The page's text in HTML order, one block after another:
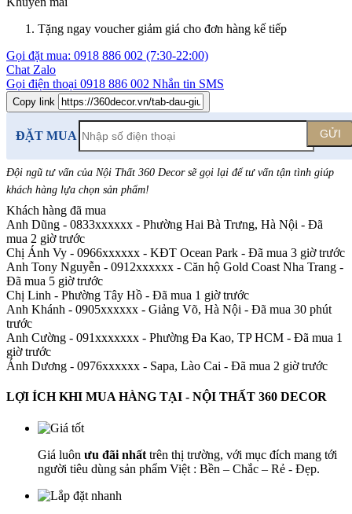
Tặng ngay voucher giảm giá cho đơn hàng kế tiếp
Gọi đặt mua: 0918 886 002 (7:30-22:00)
Chat Zalo
Gọi điện thoại 0918 886 002 Nhắn tin SMS
Copy link
ĐẶT MUA GỬI
Đội ngũ tư vấn của Nội Thất 360 Decor sẽ gọi lại để tư vấn tận tình giúp
khách hàng lựa chọn sản phẩm!
Khách hàng đã mua
Anh Dũng - 0833xxxxxx - Phường Hai Bà Trưng, Hà Nội - Đã
mua 2 giờ trước
Chị Ánh Vy - 0966xxxxxx - KĐT Ocean Park - Đã mua 3 giờ trước
Anh Tony Nguyễn - 0912xxxxxx - Căn hộ Gold Coast Nha Trang -
Đã mua 5 giờ trước
Chị Linh - Phường Tây Hồ - Đã mua 1 giờ trước
Anh Khánh - 0905xxxxxx - Giảng Võ, Hà Nội - Đã mua 30 phút
trước
Anh Cường - 091xxxxxxx - Phường Đa Kao, TP HCM - Đã mua 1
giờ trước
Ánh Dương - 0976xxxxxx - Sapa, Lào Cai - Đã mua 2 giờ trước
LỢI ÍCH KHI MUA HÀNG TẠI - NỘI THẤT 360 DECOR
Giá luôn ưu đãi nhất trên thị trường, với mục đích mang tới
người tiêu dùng sản phẩm Việt : Bền – Chắc – Rẻ - Đẹp.